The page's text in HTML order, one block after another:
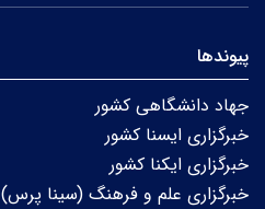
پیوندها
جهاد دانشگاهی کشور
خبرگزاری ایسنا کشور
خبرگزاری ایکنا کشور
خبرگزاری علم و فرهنگ (سینا پرس)